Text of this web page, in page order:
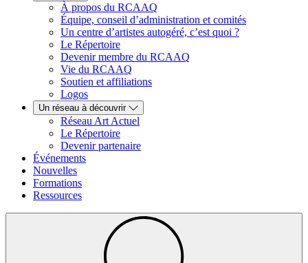
À propos du RCAAQ
Équipe, conseil d’administration et comités
Un centre d’artistes autogéré, c’est quoi ?
Le Répertoire
Devenir membre du RCAAQ
Vie du RCAAQ
Soutien et affiliations
Logos
Un réseau à découvrir
Réseau Art Actuel
Le Répertoire
Devenir partenaire
Événements
Nouvelles
Formations
Ressources